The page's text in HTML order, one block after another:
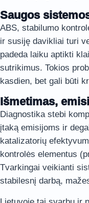
Saugos
ABS, stabilumo
ir susiję davikliai turi
padeda laiku aptikti
sutrikimus. Tokios
kasdien, bet gali būti
Išmetimas,
Diagnostika stebi
įtaką emisijoms ir
katalizatorių
kontrolės elementus
Tvarkingai veikianti
stabilesnį darbą,